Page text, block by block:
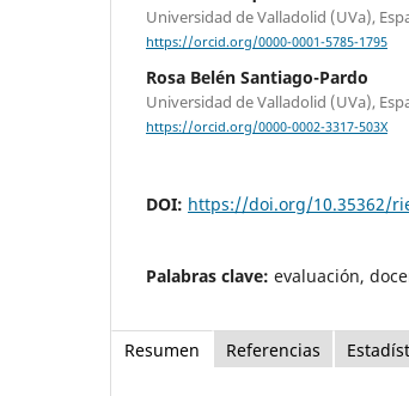
Universidad de Valladolid (UVa),
https://orcid.org/0000-0001-5785-1795
Rosa Belén Santiago-Pardo
Universidad de Valladolid (UVa),
https://orcid.org/0000-0002-3317-503X
DOI: https://doi.org/10.35362/
Palabras clave: evaluación,
Resumen Referencias